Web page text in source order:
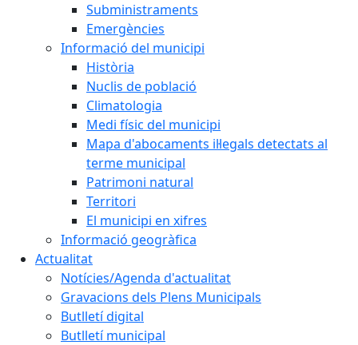
Subministraments
Emergències
Informació del municipi
Història
Nuclis de població
Climatologia
Medi físic del municipi
Mapa d'abocaments il·legals detectats al
terme municipal
Patrimoni natural
Territori
El municipi en xifres
Informació geogràfica
Actualitat
Notícies/Agenda d'actualitat
Gravacions dels Plens Municipals
Butlletí digital
Butlletí municipal